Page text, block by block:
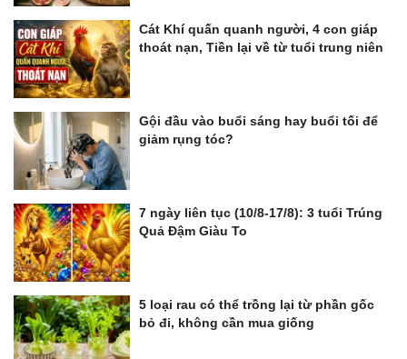
Cát Khí quấn quanh người, 4 con giáp
thoát nạn, Tiền lại về từ tuổi trung niên
Gội đầu vào buổi sáng hay buổi tối để
giảm rụng tóc?
7 ngày liên tục (10/8-17/8): 3 tuổi Trúng
Quả Đậm Giàu To
5 loại rau có thể trồng lại từ phần gốc
bỏ đi, không cần mua giống